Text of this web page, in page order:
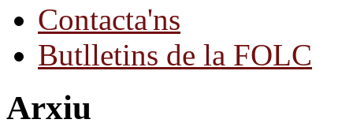
Contacta'ns
Butlletins de la FOLC
Arxiu